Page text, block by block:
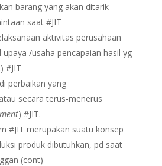
barang yang akan ditarik
saat #JIT
aktivitas perusahaan
upaya /usaha pencapaian hasil yg
#JIT
perbaikan yang
secara terus-menerus
) #JIT.­­­­
#JIT merupakan suatu konsep
produk dibutuhkan, pd saat
(cont)